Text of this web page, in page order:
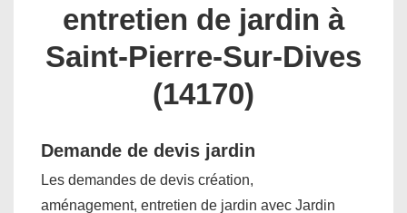
entretien de jardin à
Saint-Pierre-Sur-Dives
(14170)
Demande de devis jardin
Les demandes de devis création,
aménagement, entretien de jardin avec Jardin